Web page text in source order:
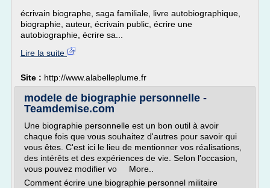
écrivain biographe, saga familiale, livre autobiographique,
biographie, auteur, écrivain public, écrire une
autobiographie, écrire sa...
Lire la suite
Site : http://www.alabelleplume.fr
modele de biographie personnelle -
Teamdemise.com
Une biographie personnelle est un bon outil à avoir
chaque fois que vous souhaitez d'autres pour savoir qui
vous êtes. C'est ici le lieu de mentionner vos réalisations,
des intérêts et des expériences de vie. Selon l'occasion,
vous pouvez modifier vo More..
Comment écrire une biographie personnel militaire